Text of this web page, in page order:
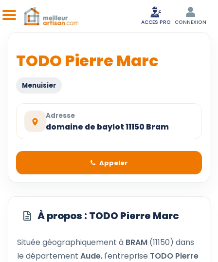
ACCES PRO CONNEXION
TODO Pierre Marc
Menuisier
Adresse
domaine de baylot 11150 Bram
Appeler
À propos : TODO Pierre Marc
Située géographiquement à BRAM (11150) dans
le département Aude, l'entreprise TODO Pierre